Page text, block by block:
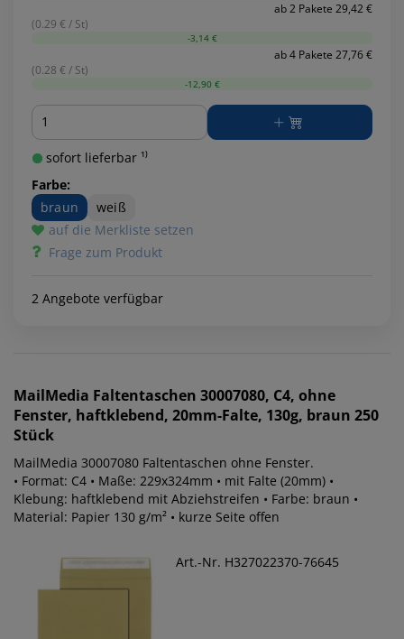
ab 2 Pakete 29,42 €
(0.29 € / St)
-3,14 €
ab 4 Pakete 27,76 €
(0.28 € / St)
-12,90 €
Menge
sofort lieferbar ¹⁾
Farbe:
braun
weiß
auf die Merkliste setzen
Frage zum Produkt
2 Angebote verfügbar
MailMedia Faltentaschen 30007080, C4, ohne
Fenster, haftklebend, 20mm-Falte, 130g, braun 250
Stück
MailMedia 30007080 Faltentaschen ohne Fenster.
• Format: C4 • Maße: 229x324mm • mit Falte (20mm) •
Klebung: haftklebend mit Abziehstreifen • Farbe: braun •
Material: Papier 130 g/m² • kurze Seite offen
Art.-Nr. H327022370-76645